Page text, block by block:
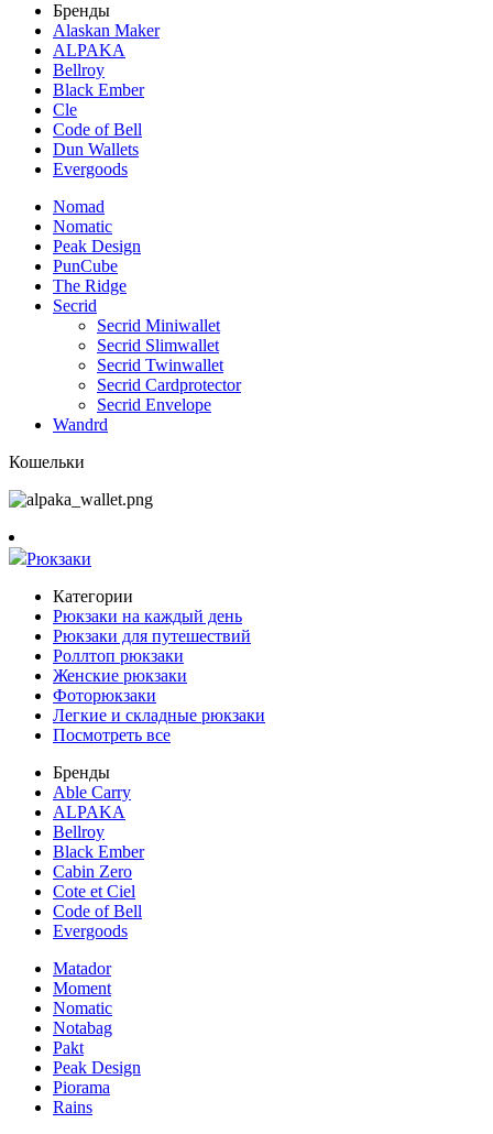
Бренды
Alaskan Maker
ALPAKA
Bellroy
Black Ember
Cle
Code of Bell
Dun Wallets
Evergoods
Nomad
Nomatic
Peak Design
PunCube
The Ridge
Secrid
Secrid Miniwallet
Secrid Slimwallet
Secrid Twinwallet
Secrid Cardprotector
Secrid Envelope
Wandrd
Кошельки
Рюкзаки
Категории
Рюкзаки на каждый день
Рюкзаки для путешествий
Роллтоп рюкзаки
Женские рюкзаки
Фоторюкзаки
Легкие и складные рюкзаки
Посмотреть все
Бренды
Able Carry
ALPAKA
Bellroy
Black Ember
Cabin Zero
Cote et Ciel
Code of Bell
Evergoods
Matador
Moment
Nomatic
Notabag
Pakt
Peak Design
Piorama
Rains